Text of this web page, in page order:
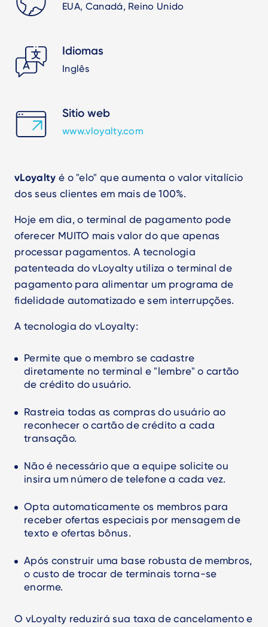
EUA, Canadá, Reino Unido
Idiomas
Inglês
Sitio web
www.vloyalty.com
vLoyalty é o "elo" que aumenta o valor vitalício
dos seus clientes em mais de 100%.
Hoje em dia, o terminal de pagamento pode
oferecer MUITO mais valor do que apenas
processar pagamentos. A tecnologia
patenteada do vLoyalty utiliza o terminal de
pagamento para alimentar um programa de
fidelidade automatizado e sem interrupções.
A tecnologia do vLoyalty:
Permite que o membro se cadastre
diretamente no terminal e "lembre" o cartão
de crédito do usuário.
Rastreia todas as compras do usuário ao
reconhecer o cartão de crédito a cada
transação.
Não é necessário que a equipe solicite ou
insira um número de telefone a cada vez.
Opta automaticamente os membros para
receber ofertas especiais por mensagem de
texto e ofertas bônus.
Após construir uma base robusta de membros,
o custo de trocar de terminais torna-se
enorme.
O vLoyalty reduzirá sua taxa de cancelamento e